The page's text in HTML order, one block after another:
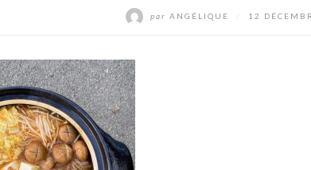
par ANGÉLIQUE 12